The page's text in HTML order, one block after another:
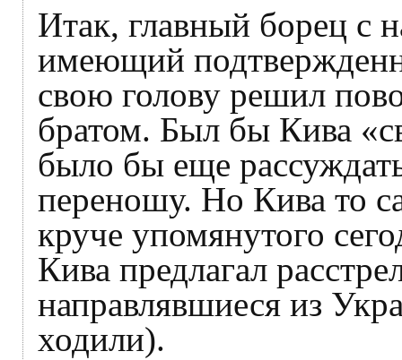
Итак, главный борец с
имеющий
свою голову решил
братом. Был бы Кива
было бы еще
переношу. Но Кива то
круче упомянутого
Кива предлагал
направлявшиеся из
ходили).